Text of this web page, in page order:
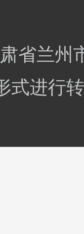
省兰州
式进行